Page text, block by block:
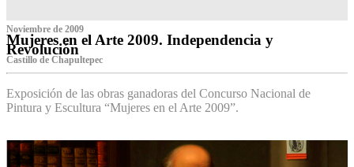
Noviembre de 2009
Mujeres en el Arte 2009. Independencia y
Revolución
Castillo de Chapultepec
Exposición de las obras ganadoras del Concurso Nacional de
Pintura y Escultura “Mujeres en el Arte 2009”.